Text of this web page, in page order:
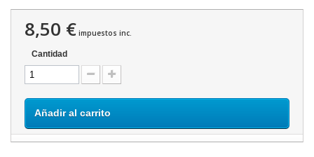
8,50 € impuestos inc.
Cantidad
Añadir al carrito